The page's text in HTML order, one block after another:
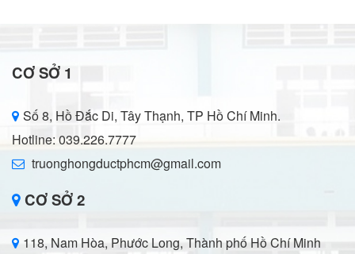
CƠ SỞ 1
Số 8, Hồ Đắc Di, Tây Thạnh, TP Hồ Chí Minh.
Hotline: 039.226.7777
truonghongductphcm@gmail.com
CƠ SỞ 2
118, Nam Hòa, Phước Long, Thành phố Hồ Chí Minh